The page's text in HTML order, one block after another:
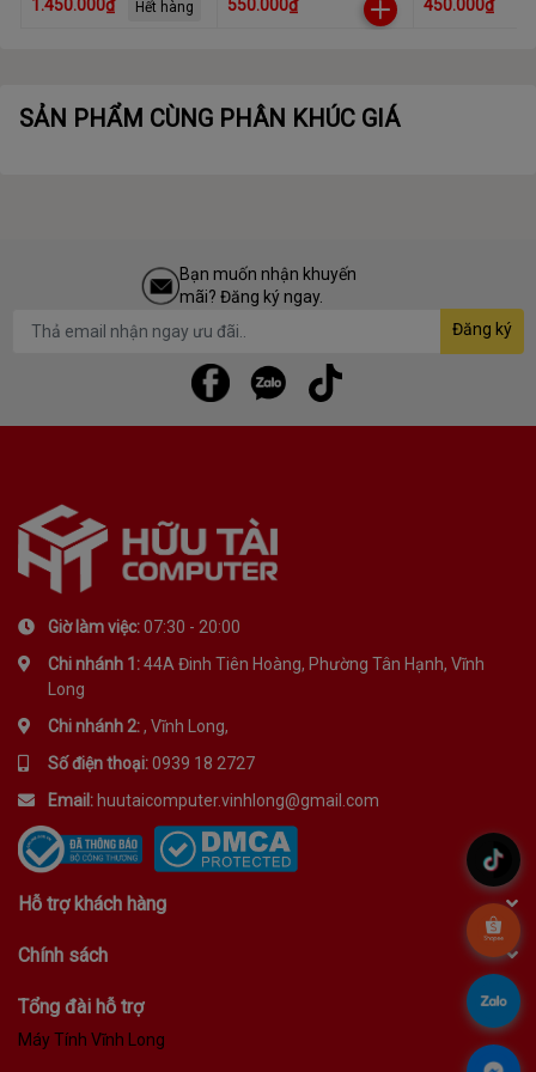
1.450.000₫ Hết hàng 550.000₫ 450.000₫
SẢN PHẨM CÙNG PHÂN KHÚC GIÁ
Bạn muốn nhận khuyến
mãi? Đăng ký ngay.
Đăng ký
Giờ làm việc:07:30 - 20:00
Chi nhánh 1:44A Đinh Tiên Hoàng, Phường Tân Hạnh, Vĩnh
Long
Chi nhánh 2:, Vĩnh Long,
Số điện thoại:0939 18 2727
Email: huutaicomputer.vinhlong@gmail.com
Hỗ trợ khách hàng
Chính sách
Tổng đài hỗ trợ
Máy Tính Vĩnh Long
.
.
.